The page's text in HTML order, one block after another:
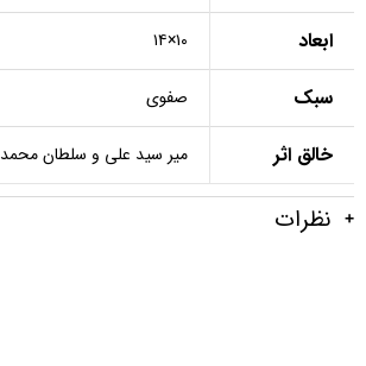
ابعاد ۱۰×۱۴
سبک صفوی
خالق اثر میر سید علی و سلطان محمد
نظرات